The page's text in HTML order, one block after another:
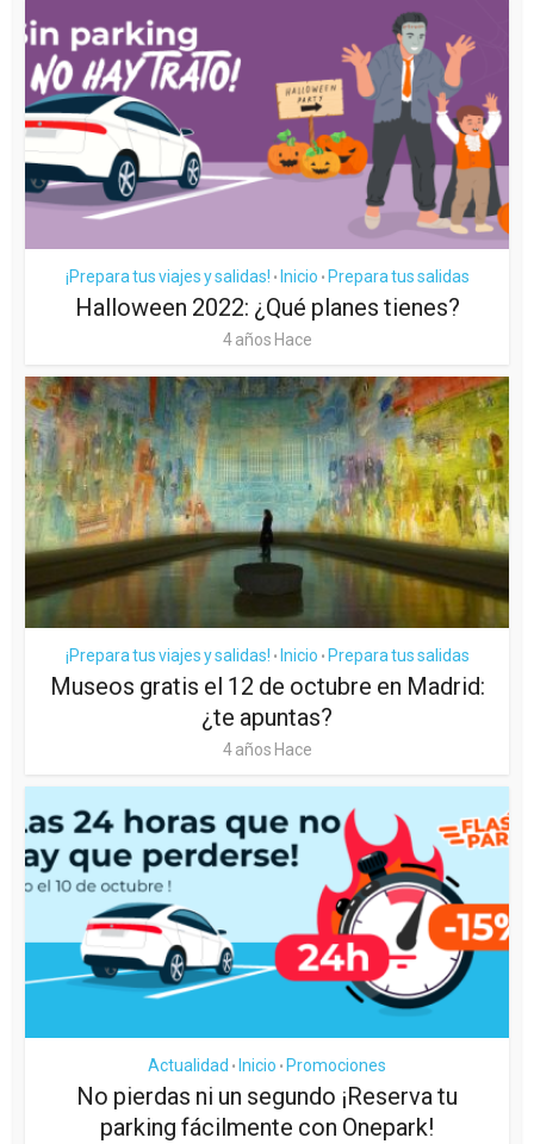
¡Prepara tus viajes y salidas! • Inicio • Prepara tus salidas
Halloween 2022: ¿Qué planes tienes?
4 años Hace
¡Prepara tus viajes y salidas! • Inicio • Prepara tus salidas
Museos gratis el 12 de octubre en Madrid:
¿te apuntas?
4 años Hace
Actualidad • Inicio • Promociones
No pierdas ni un segundo ¡Reserva tu
parking fácilmente con Onepark!